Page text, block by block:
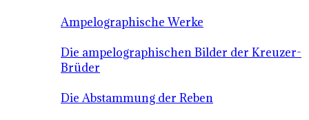
Ampelographische Werke
Die ampelographischen Bilder der Kreuzer-
Brüder
Die Abstammung der Reben